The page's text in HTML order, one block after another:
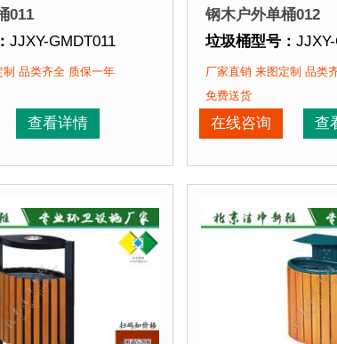
接而成型，垃圾桶经磷化喷砂处理后采用户外
011
JJXY-GMDT011
直径350mm 高850mm
3-7天 厂家直销 来图定制
选用优质镀锌钢板裁剪、压制、折弯后再焊接
制 品类齐全 质保一年
查看详情
钢木户外单桶012
垃圾桶型号：
垃圾桶规格：直径
垃圾桶材质：
垃圾桶周期：
3-7
选
厂家直销 来图定制 品类
免费送货
在线咨询 查